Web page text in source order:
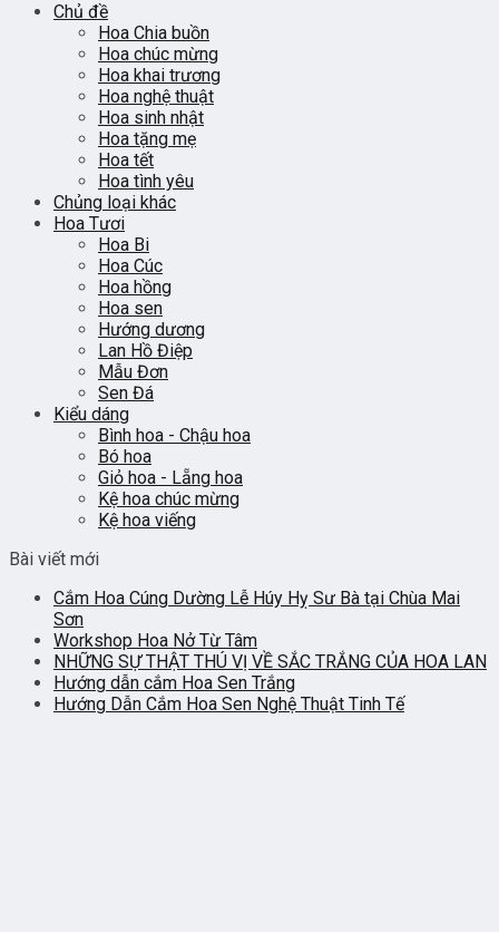
Chủ đề
Hoa Chia buồn
Hoa chúc mừng
Hoa khai trương
Hoa nghệ thuật
Hoa sinh nhật
Hoa tặng mẹ
Hoa tết
Hoa tình yêu
Chủng loại khác
Hoa Tươi
Hoa Bi
Hoa Cúc
Hoa hồng
Hoa sen
Hướng dương
Lan Hồ Điệp
Mẫu Đơn
Sen Đá
Kiểu dáng
Bình hoa - Chậu hoa
Bó hoa
Giỏ hoa - Lẵng hoa
Kệ hoa chúc mừng
Kệ hoa viếng
Bài viết mới
Cắm Hoa Cúng Dường Lễ Húy Hỵ Sư Bà tại Chùa Mai
Sơn
Workshop Hoa Nở Từ Tâm
NHỮNG SỰ THẬT THÚ VỊ VỀ SẮC TRẮNG CỦA HOA LAN
Hướng dẫn cắm Hoa Sen Trắng
Hướng Dẫn Cắm Hoa Sen Nghệ Thuật Tinh Tế